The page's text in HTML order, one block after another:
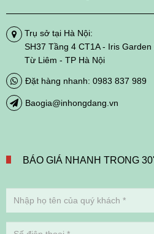
Trụ sở tại Hà Nội:
SH37 Tầng 4 CT1A - Iris
Từ Liêm - TP Hà Nội
Đặt hàng nhanh: 0983 837 989
Baogia@inhongdang.vn
BÁO GIÁ NHANH TRONG 30'